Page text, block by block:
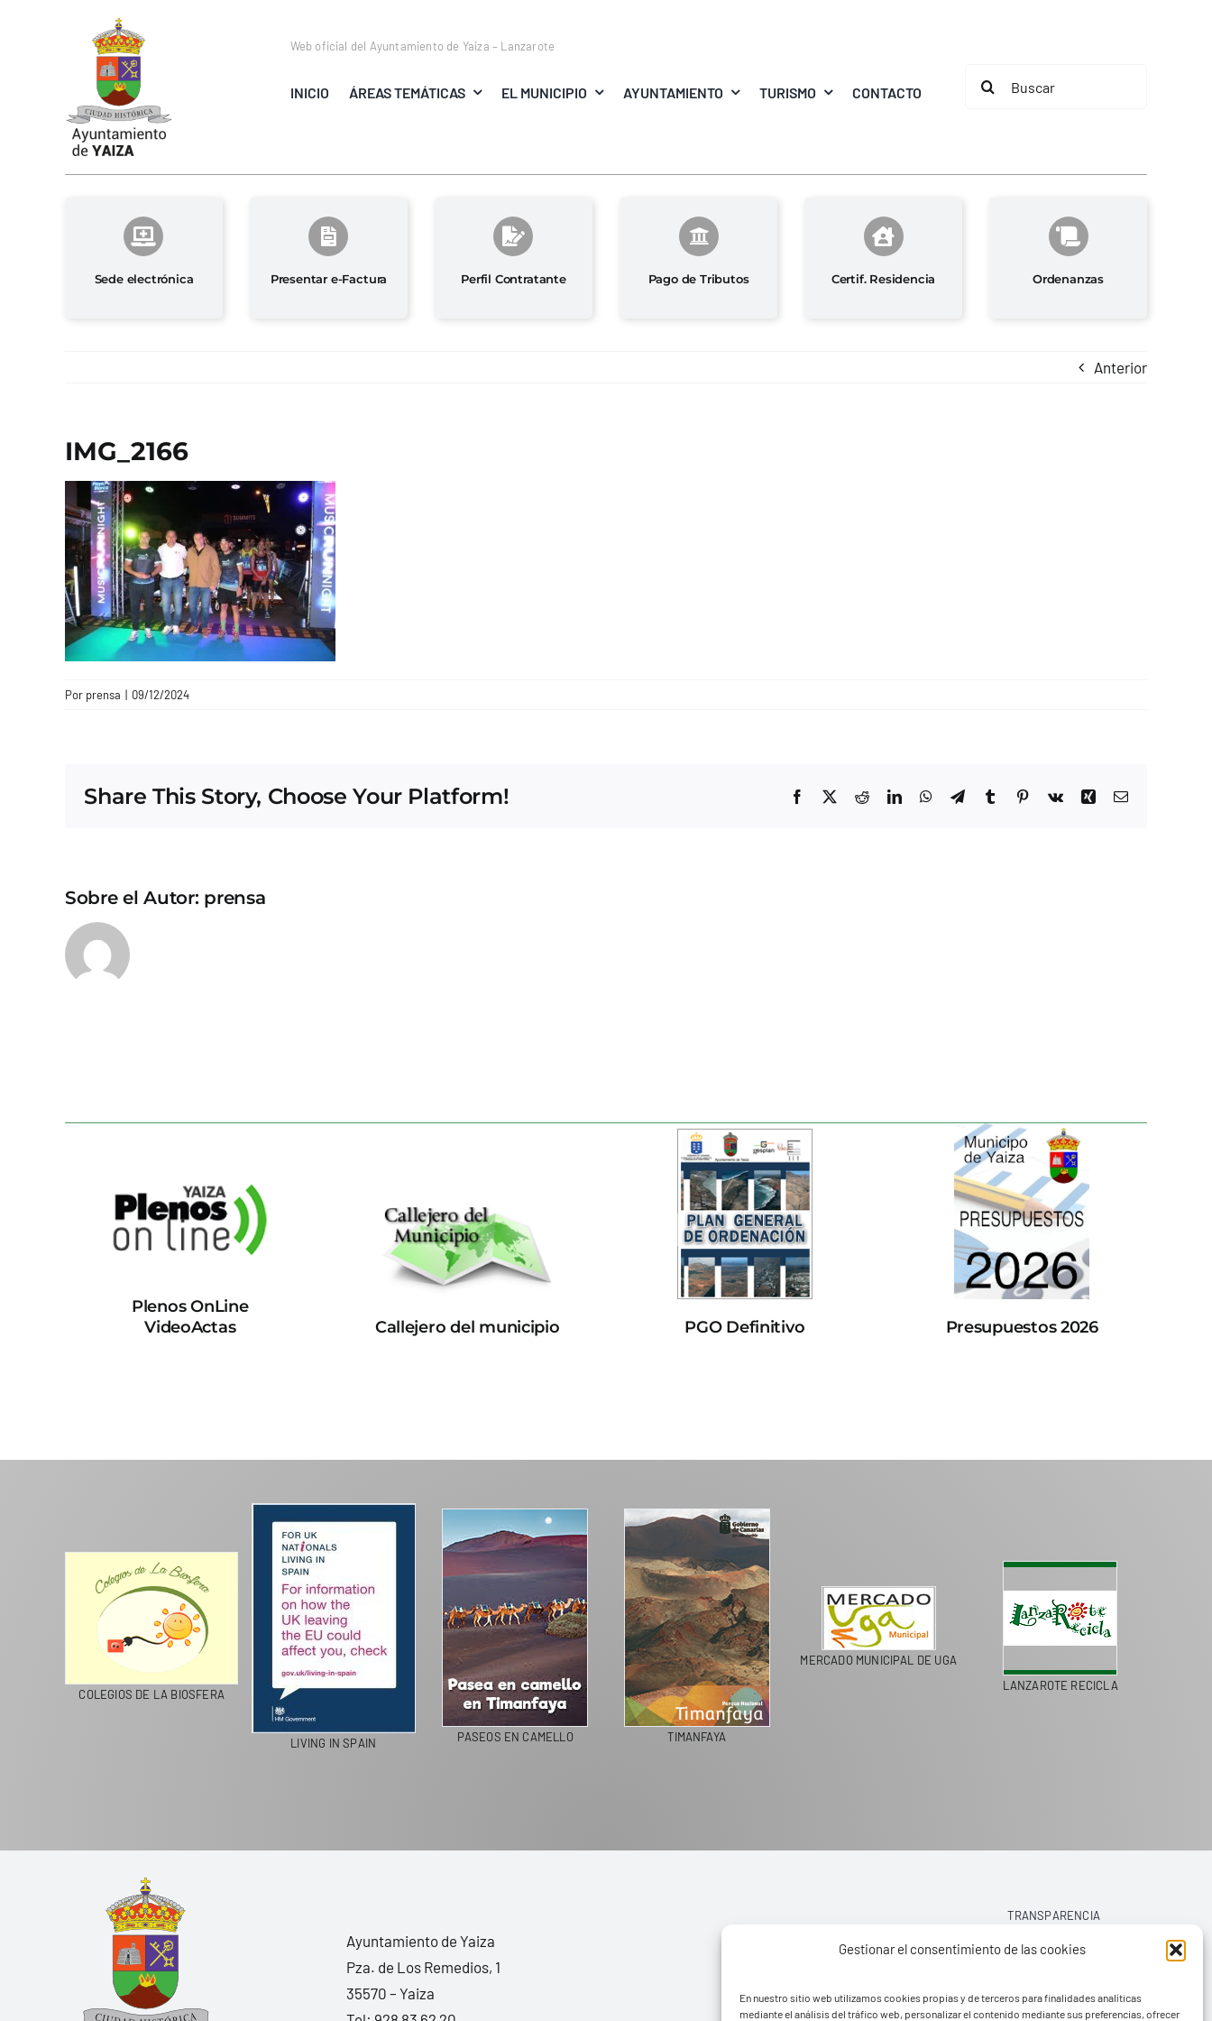
Gestionar el consentimiento de las cookies
En nuestro sitio web utilizamos cookies propias y de terceros para finalidades analíticas
mediante el análisis del tráfico web, personalizar el contenido mediante sus preferencias, ofrecer
Web oficial del Ayuntamiento de Yaiza – Lanzarote
INICIO ÁREAS TEMÁTICAS EL MUNICIPIO AYUNTAMIENTO TURISMO CONTACTO
Buscar:
Sede electrónica Presentar e-Factura Perfil Contratante Pago de Tributos Certif. Residencia Ordenanzas
Anterior
IMG_2166
Por prensa | 09/12/2024
Share This Story, Choose Your Platform! Facebook
X RedditLinkedInWhatsApp
TelegramTumblrPinterest
Vk Xing Correo
Sobre el Autor: prensa
Plenos OnLine
VideoActas
Callejero del municipio PGO Definitivo Presupuestos 2026
COLEGIOS DE LA BIOSFERA
LIVING IN SPAIN PASEOS EN CAMELLO TIMANFAYA
MERCADO MUNICIPAL DE UGA
LANZAROTE RECICLA
Ayuntamiento de Yaiza
Pza. de Los Remedios, 1
35570 – Yaiza
TRANSPARENCIA
AVISO LEGAL
POLÍTICA DE PRIVACIDAD